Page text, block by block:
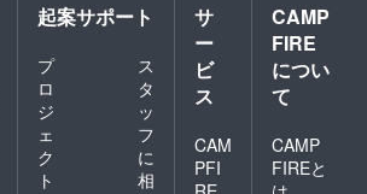
起案サポート
プ
ロ
ジ
ェ
ク
ト
ス
タ
ッ
フ
に
相
サ
ー
ビ
ス
CAM
PFI
CAMP
FIRE
につい
て
CAMP
FIREと